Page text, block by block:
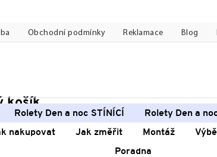
Obchodní podmínky Reklamace Blog
košík
Rolety Den a noc STÍNÍCÍ Rolety Den a
nakupovat Jak změřit Montáž
Poradna